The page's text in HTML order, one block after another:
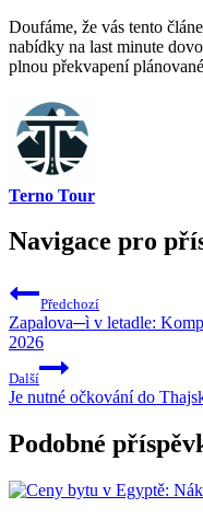
Doufáme, že vás tento
nabídky na last minute
plnou překvapení
Terno Tour
Navigace pro
Předchozí
Zapalova─ì v letadle:
2026
Další
Je nutné očkování do
Podobné